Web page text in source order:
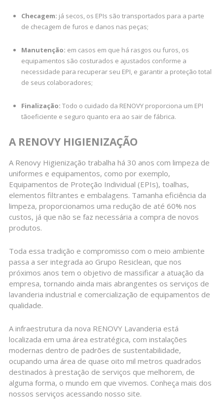
Checagem: já secos, os EPIs são transportados para a parte
de checagem de furos e danos nas peças;
Manutenção: em casos em que há rasgos ou furos, os
equipamentos são costurados e ajustados conforme a
necessidade para recuperar seu EPI, e garantir a proteção total
de seus colaboradores;
Finalização: Todo o cuidado da RENOVY proporciona um EPI
tãoeficiente e seguro quanto era ao sair de fábrica.
A RENOVY HIGIENIZAÇÃO
A Renovy Higienização trabalha há 30 anos com limpeza de
uniformes e equipamentos, como por exemplo,
Equipamentos de Proteção Individual (EPIs), toalhas,
elementos filtrantes e embalagens. Tamanha eficiência da
limpeza, proporcionamos uma redução de até 60% nos
custos, já que não se faz necessária a compra de novos
produtos.
Toda essa tradição e compromisso com o meio ambiente
passa a ser integrada ao Grupo Resiclean, que nos
próximos anos tem o objetivo de massificar a atuação da
empresa, tornando ainda mais abrangentes os serviços de
lavanderia industrial e comercialização de equipamentos de
qualidade.
A infraestrutura da nova RENOVY Lavanderia está
localizada em uma área estratégica, com instalações
modernas dentro de padrões de sustentabilidade,
ocupando uma área de quase oito mil metros quadrados
destinados à prestação de serviços que melhorem, de
alguma forma, o mundo em que vivemos. Conheça mais dos
nossos serviços acessando nosso site.